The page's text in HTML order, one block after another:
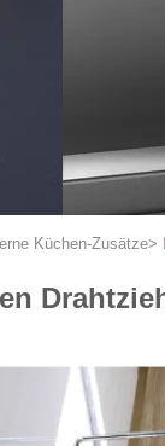
Küchen-Zusätze>